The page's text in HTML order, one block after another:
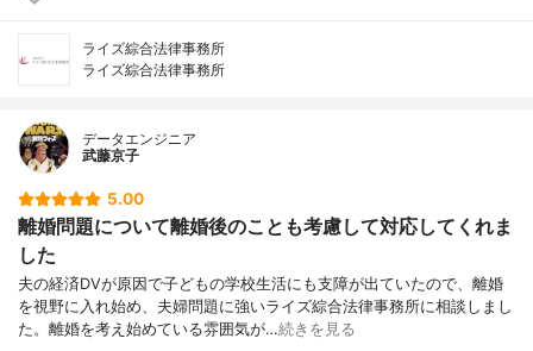
ライズ綜合法律事務所
ライズ綜合法律事務所
データエンジニア
武藤京子
5.00
離婚問題について離婚後のことも考慮して対応してくれま
した
夫の経済DVが原因で子どもの学校生活にも支障が出ていたので、離婚
を視野に入れ始め、夫婦問題に強いライズ綜合法律事務所に相談しまし
た。離婚を考え始めている雰囲気が…続きを見る